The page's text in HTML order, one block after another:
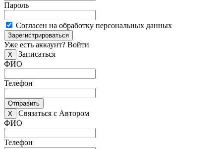
Пароль
Согласен на обработку персональных данных
Зарегистрироваться
Уже есть аккаунт? Войти
X
Записаться
ФИО
Телефон
Отправить
X
Связаться с Автором
ФИО
Телефон